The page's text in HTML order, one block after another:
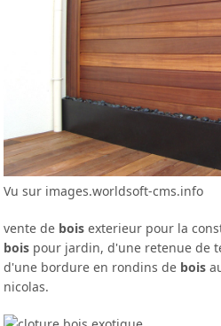
Vu sur images.worldsoft-cms.info
vente de bois exterieur pour la
bois pour jardin, d'une retenue de
d'une bordure en rondins de bois
nicolas.